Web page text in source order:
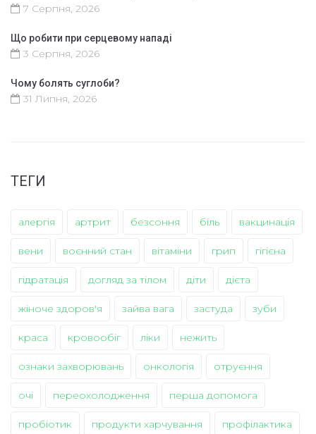
7 Серпня, 2026
Що робити при серцевому нападі
3 Серпня, 2026
Чому болять суглоби?
31 Липня, 2026
ТЕГИ
алергія артрит безсоння біль вакцинація
вени воєнний стан вітаміни грип гігієна
гідратація догляд за тілом діти дієта
жіноче здоров'я зайва вага застуда зуби
краса кровообіг ліки нежить
ознаки захворювань онкологія отруєння
очі переохолодження перша допомога
пробіотик продукти харчування профілактика